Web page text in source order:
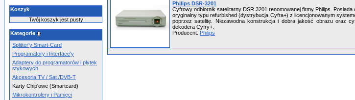
Koszyk
Twój koszyk jest pusty
Kategorie
Splitter'y Smart-Card
Programatory i Interface'y
Adaptery do programatorów i płytek
stykowych
Akcesoria TV / Sat /DVB-T
Karty Chip'owe (Smartcard)
Mikrokontrolery i Pamięci
Philips DSR-3201
Cyfrowy odbiornik satelitarny DSR 3201 renomowanej firmy Philips.
oryginalny typu refurbished (dystrybucja Cyfra+) z licencjonowanym
poprzez satelitę. Niezawodna konstrukcja i dobra jakość obrazu oraz
dekodera Cyfry+.
Producent: Philips